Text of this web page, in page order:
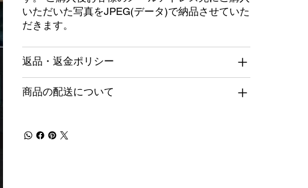
いただいた写真をJPEG(データ)で納品させていた
だきます。
返品・返金ポリシー
商品の配送について